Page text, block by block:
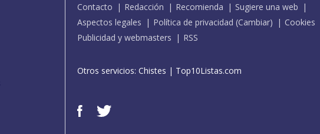
Contacto Redacción Recomienda
Sugiere una web
Aspectos legales
Política de privacidad (Cambiar)
Cookies
Publicidad y webmasters
RSS
Otros servicios: Chistes | Top10Listas.com